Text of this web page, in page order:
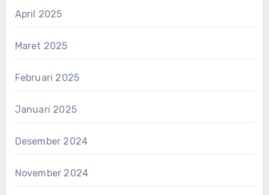
April 2025
Maret 2025
Februari 2025
Januari 2025
Desember 2024
November 2024